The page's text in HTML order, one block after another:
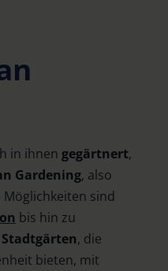
in ihnen gegärtnert,
Gardening, also
sind
bis hin zu
Stadtgärten, die
bieten, mit